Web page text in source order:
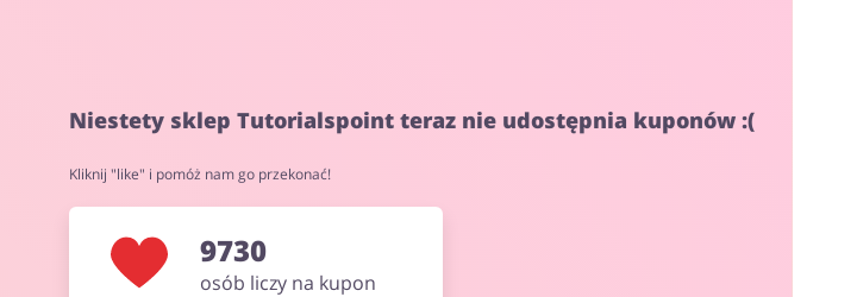
Niestety sklep Tutorialspoint teraz nie udostępnia kuponów :(
Kliknij "like" i pomóż nam go przekonać!
9730
osób liczy na kupon